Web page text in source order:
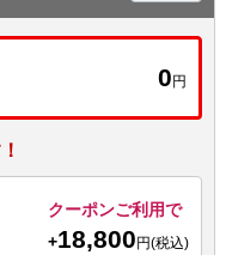
0 円
クーポンご利用で
+18,800 円(税込)